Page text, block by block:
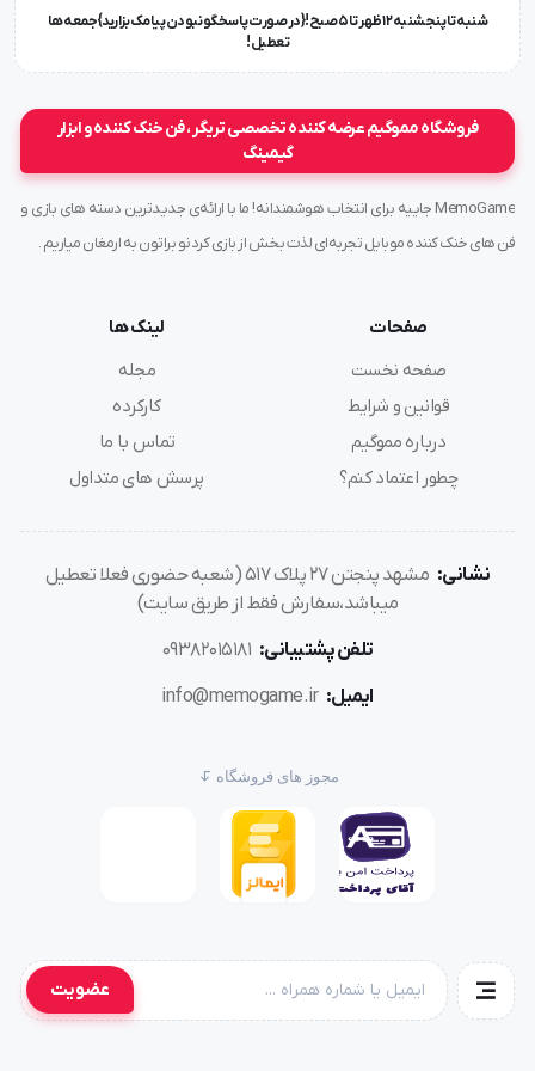
شنبه تا پنجشنبه ۱۲ ظهر تا 5 صبح!{در صورت پاسخگو نبودن پیامک بزارید} جمعه ها
تعطیل !
فروشگاه مموگیم عرضه کننده تخصصی تریگر ، فن خنک کننده و ابزار
گیمینگ
MemoGame جاییه برای انتخاب هوشمندانه! ما با ارائه‌ی جدیدترین دسته های بازی و
فن های خنک کننده موبایل تجربه‌ای لذت بخش از بازی کردنو براتون به ارمغان میاریم .
صفحات
صفحه نخست
قوانین و شرایط
درباره مموگیم
چطور اعتماد کنم؟
لینک ها
مجله
کارکرده
تماس با ما
پرسش های متداول
نشانی:
مشهد پنجتن ۲۷ پلاک ۵۱۷ (شعبه حضوری فعلا تعطیل
میباشد،سفارش فقط از طریق سایت)
تلفن پشتیبانی: ۰۹۳۸۲۰۱۵۱۸۱
ایمیل: info@memogame.ir
مجوز های فروشگاه
عضویت